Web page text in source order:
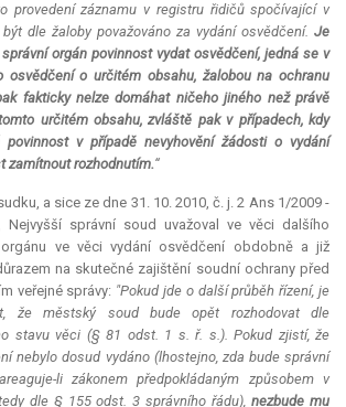
provedení záznamu v registru řidičů spočívající v
dle žaloby považováno za vydání osvědčení. Je
orgán povinnost vydat osvědčení, jedná se v
osvědčení o určitém obsahu, žalobou na ochranu
fakticky nelze domáhat ničeho jiného než právě
určitém obsahu, zvláště pak v případech, kdy
povinnost v případě nevyhovění žádosti o vydání
zamítnout rozhodnutím.“
a sice ze dne 31. 10. 2010, č. j. 2 Ans 1/2009 -
Nejvyšší správní soud uvažoval ve věci dalšího
ve věci vydání osvědčení obdobně a již
na skutečné zajištění soudní ochrany před
veřejné správy: "Pokud jde o další průběh řízení, je
že městský soud bude opět rozhodovat dle
stavu věci (§ 81 odst. 1 s. ř. s.). Pokud zjistí, že
nebylo dosud vydáno (lhostejno, zda bude správní
li zákonem předpokládaným způsobem v
dle § 155 odst. 3 správního řádu), nezbude mu